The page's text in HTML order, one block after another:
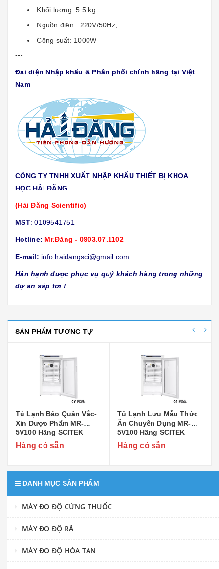
Khối lượng: 5.5 kg
Nguồn điện : 220V/50Hz,
Công suất: 1000W
---
Đại diện Nhập khẩu & Phân phối chính hãng tại Việt
Nam
CÔNG TY TNHH XUẤT NHẬP KHẨU THIẾT BỊ KHOA
HỌC HẢI ĐĂNG
(Hải Đăng Scientific)
MST: 0109541751
Hotline: Mr.Đăng - 0903.07.1102
E-mail: info.haidangsci@gmail.com
Hân hạnh được phục vụ quý khách hàng trong những
dự án sắp tới !
SẢN PHẨM TƯƠNG TỰ
Tủ Lạnh Bảo Quản Vắc-
Xin Dược Phẩm MR-
5V100 Hãng SCITEK
Hàng có sẵn
Tủ Lạnh Lưu Mẫu Thức
Ăn Chuyên Dụng MR-
5V100 Hãng SCITEK
Hàng có sẵn
DANH MỤC SẢN PHẨM
MÁY ĐO ĐỘ CỨNG THUỐC
MÁY ĐO ĐỘ RÃ
MÁY ĐO ĐỘ HÒA TAN